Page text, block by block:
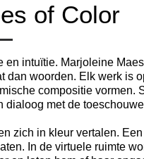
of Color
intuïtie. Marjoleine
dan woorden. Elk werk is
compositie vormen.
dialoog met de
zich in kleur vertalen.
In de virtuele ruimte